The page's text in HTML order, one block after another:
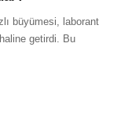
büyümesi, laborant
getirdi. Bu